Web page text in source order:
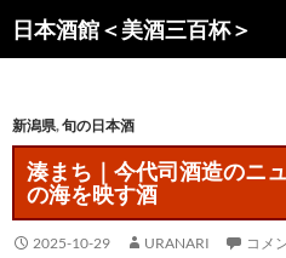
ン
ツ
キ
ッ
日本酒館＜美酒三百杯＞
索
新潟県,旬の日本酒
湊まち｜今代司酒造のニ
の海を映す酒
2025-10-29 URANARI コメ